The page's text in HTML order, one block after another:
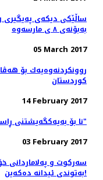
ساڵێکی دیکەی پەیگیری
بەبۆنەی ٨ ی مارسەوە
05 March 2017
روونكردنه‌وه‌یه‌ك بۆ
كوردستان
14 February 2017
نا بۆ بەیەکگەیشتنی ڕاسیسم وتیرۆر لە" کیبەکی کەنەدا"
03 February 2017
سەرکوت و پەلاماردانی
بەتوندی ئیدانە دەکەین!